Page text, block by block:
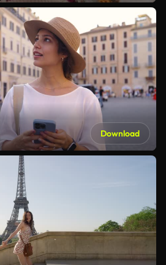
Download